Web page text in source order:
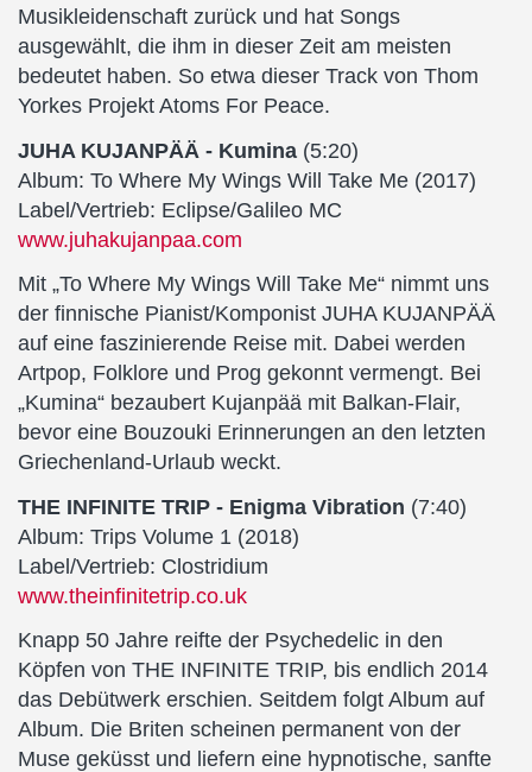
Musikleidenschaft zurück und hat Songs
ausgewählt, die ihm in dieser Zeit am meisten
bedeutet haben. So etwa dieser Track von Thom
Yorkes Projekt Atoms For Peace.
JUHA KUJANPÄÄ - Kumina (5:20)
Album: To Where My Wings Will Take Me (2017)
Label/Vertrieb: Eclipse/Galileo MC
www.juhakujanpaa.com
Mit „To Where My Wings Will Take Me“ nimmt uns
der finnische Pianist/Komponist JUHA KUJANPÄÄ
auf eine faszinierende Reise mit. Dabei werden
Artpop, Folklore und Prog gekonnt vermengt. Bei
„Kumina“ bezaubert Kujanpää mit Balkan-Flair,
bevor eine Bouzouki Erinnerungen an den letzten
Griechenland-Urlaub weckt.
THE INFINITE TRIP - Enigma Vibration (7:40)
Album: Trips Volume 1 (2018)
Label/Vertrieb: Clostridium
www.theinfinitetrip.co.uk
Knapp 50 Jahre reifte der Psychedelic in den
Köpfen von THE INFINITE TRIP, bis endlich 2014
das Debütwerk erschien. Seitdem folgt Album auf
Album. Die Briten scheinen permanent von der
Muse geküsst und liefern eine hypnotische, sanfte